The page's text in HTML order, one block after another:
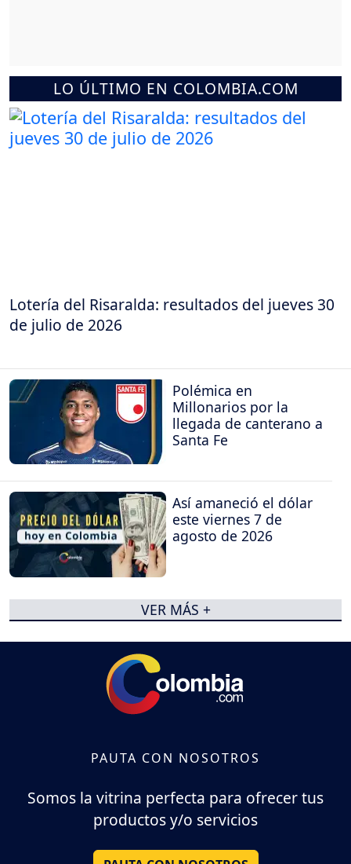
LO ÚLTIMO EN COLOMBIA.COM
Lotería del Risaralda: resultados del jueves 30
de julio de 2026
Polémica en
Millonarios por la
llegada de canterano a
Santa Fe
Así amaneció el dólar
este viernes 7 de
agosto de 2026
VER MÁS +
PAUTA CON NOSOTROS
Somos la vitrina perfecta para ofrecer tus
productos y/o servicios